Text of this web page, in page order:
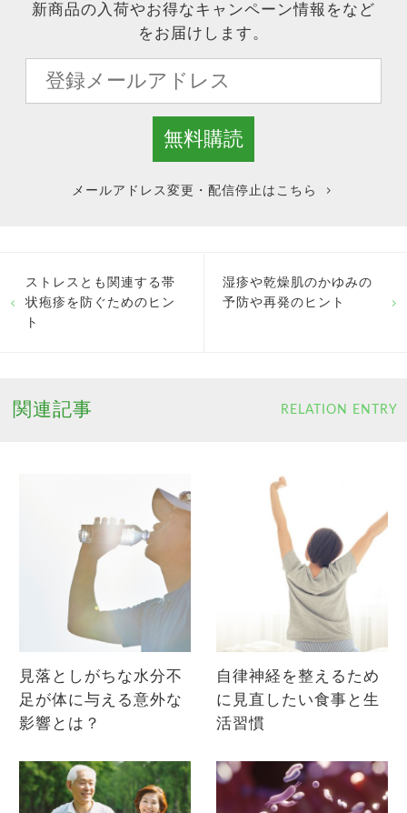
新商品の入荷やお得なキャンペーン情報をなど
をお届けします。
メールアドレス変更・配信停止はこちら
ストレスとも関連する帯
状疱疹を防ぐためのヒン
ト
湿疹や乾燥肌のかゆみの
予防や再発のヒント
関連記事 RELATION ENTRY
見落としがちな水分不
足が体に与える意外な
影響とは？
自律神経を整えるため
に見直したい食事と生
活習慣